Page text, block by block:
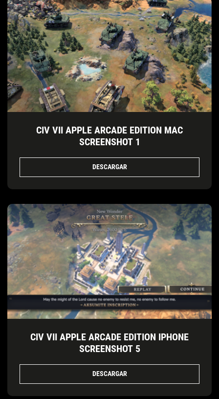
CIV VII APPLE ARCADE EDITION MAC
SCREENSHOT 1
DESCARGAR
CIV VII APPLE ARCADE EDITION IPHONE
SCREENSHOT 5
DESCARGAR